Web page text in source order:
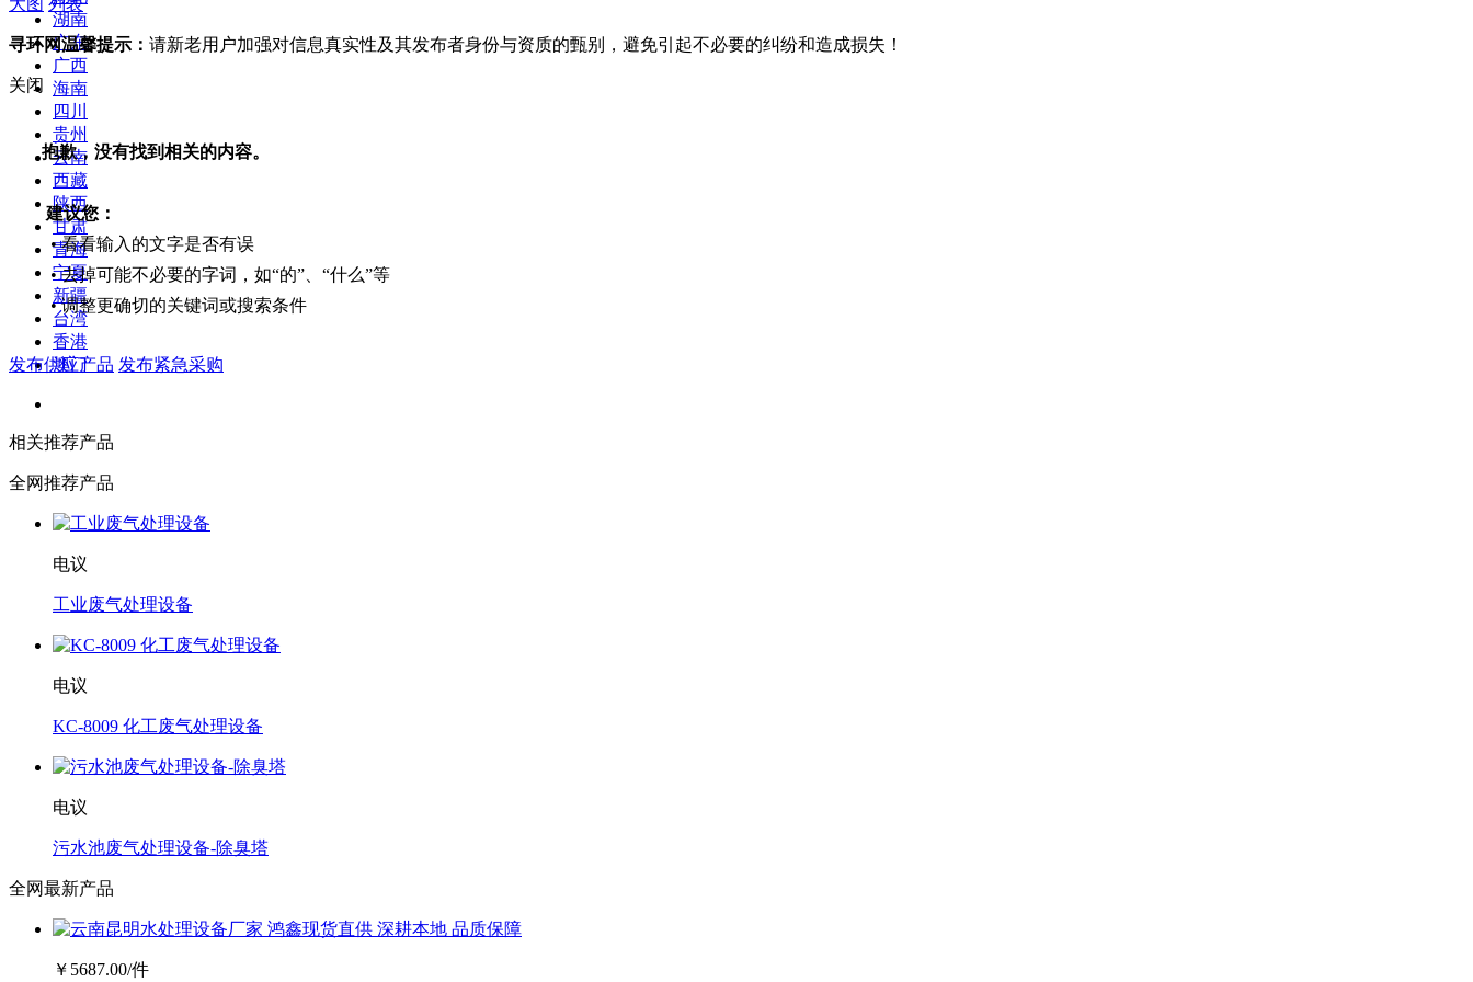
湖南
广东
广西
海南
四川
贵州
云南
西藏
陕西
甘肃
青海
宁夏
新疆
台湾
香港
澳门
寻环网温馨提示： 请新老用户加强对信息真实性及其发布者身份与资质的甄别，避免引起不必要的纠纷和造成损失！
关闭
抱歉，没有找到相关的内容。
建议您：
• 看看输入的文字是否有误
• 去掉可能不必要的字词，如“的”、“什么”等
• 调整更确切的关键词或搜索条件
发布供应产品 发布紧急采购
相关推荐产品
全网推荐产品
电议
工业废气处理设备
电议
KC-8009 化工废气处理设备
电议
污水池废气处理设备-除臭塔
全网最新产品
￥ 5687.00/件